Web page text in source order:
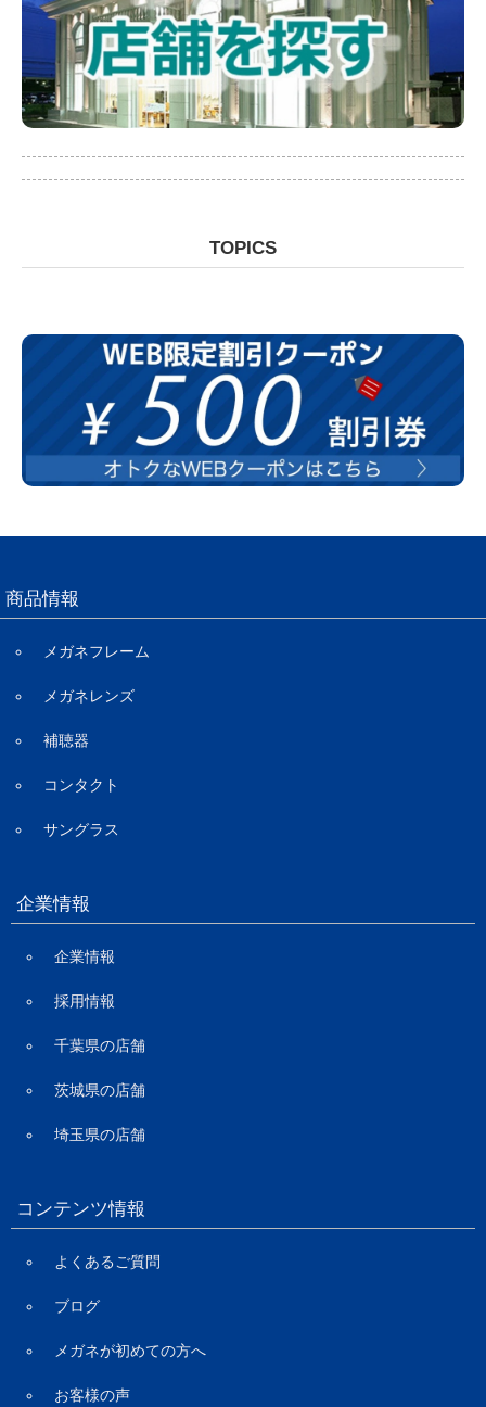
TOPICS
商品情報
メガネフレーム
メガネレンズ
補聴器
コンタクト
サングラス
企業情報
企業情報
採用情報
千葉県の店舗
茨城県の店舗
埼玉県の店舗
コンテンツ情報
よくあるご質問
ブログ
メガネが初めての方へ
お客様の声